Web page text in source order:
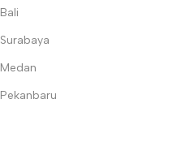
Bali
Surabaya
Medan
Pekanbaru